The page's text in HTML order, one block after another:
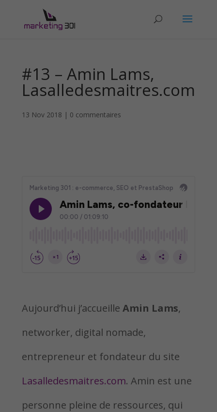
#13 – Amin Lams,
Lasalledesmaitres.com
13 Nov 2018 | 0 commentaires
Aujourd’hui j’accueille Amin Lams,
networker, digital nomade,
entrepreneur et fondateur du site
Lasalledesmaitres.com. Amin est une
personne pleine de ressources, qui